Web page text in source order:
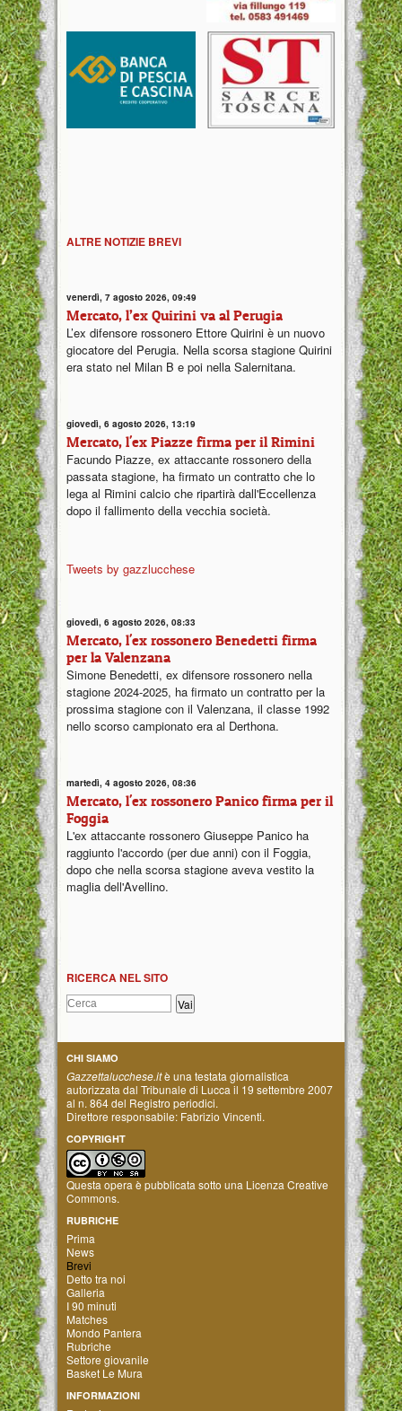
ALTRE NOTIZIE BREVI
venerdì, 7 agosto 2026, 09:49
Mercato, l’ex Quirini va al Perugia
L’ex difensore rossonero Ettore Quirini è un nuovo
giocatore del Perugia. Nella scorsa stagione Quirini
era stato nel Milan B e poi nella Salernitana.
giovedì, 6 agosto 2026, 13:19
Mercato, l'ex Piazze firma per il Rimini
Facundo Piazze, ex attaccante rossonero della
passata stagione, ha firmato un contratto che lo
lega al Rimini calcio che ripartirà dall'Eccellenza
dopo il fallimento della vecchia società.
Tweets by gazzlucchese
giovedì, 6 agosto 2026, 08:33
Mercato, l'ex rossonero Benedetti firma
per la Valenzana
Simone Benedetti, ex difensore rossonero nella
stagione 2024-2025, ha firmato un contratto per la
prossima stagione con il Valenzana, il classe 1992
nello scorso campionato era al Derthona.
martedì, 4 agosto 2026, 08:36
Mercato, l'ex rossonero Panico firma per il
Foggia
L'ex attaccante rossonero Giuseppe Panico ha
raggiunto l'accordo (per due anni) con il Foggia,
dopo che nella scorsa stagione aveva vestito la
maglia dell'Avellino.
RICERCA NEL SITO
CHI SIAMO
Gazzettalucchese.itè una testata giornalistica
autorizzata dal Tribunale di Lucca il 19 settembre 2007
al n. 864 del Registro periodici.
Direttore responsabile: Fabrizio Vincenti.
COPYRIGHT
Questa opera è pubblicata sotto una Licenza Creative
Commons.
RUBRICHE
Prima
News
Brevi
Detto tra noi
Galleria
I 90 minuti
Matches
Mondo Pantera
Rubriche
Settore giovanile
Basket Le Mura
INFORMAZIONI